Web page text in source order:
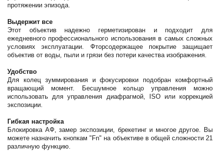
протяжении эпизода.
Выдержит все
Этот объектив надежно герметизирован и подходит для
ежедневного профессионального использования в самых сложных
условиях эксплуатации. Фторсодержащее покрытие защищает
объектив от воды, пыли и грязи без потери качества изображения.
Удобство
Для колец зуммирования и фокусировки подобран комфортный
вращающий момент. Бесшумное кольцо управления можно
использовать для управления диафрагмой, ISO или коррекцией
экспозиции.
Гибкая настройка
Блокировка АФ, замер экспозиции, брекетинг и многое другое. Вы
можете назначить кнопкам "Fn" на объективе в общей сложности 21
различную функцию.